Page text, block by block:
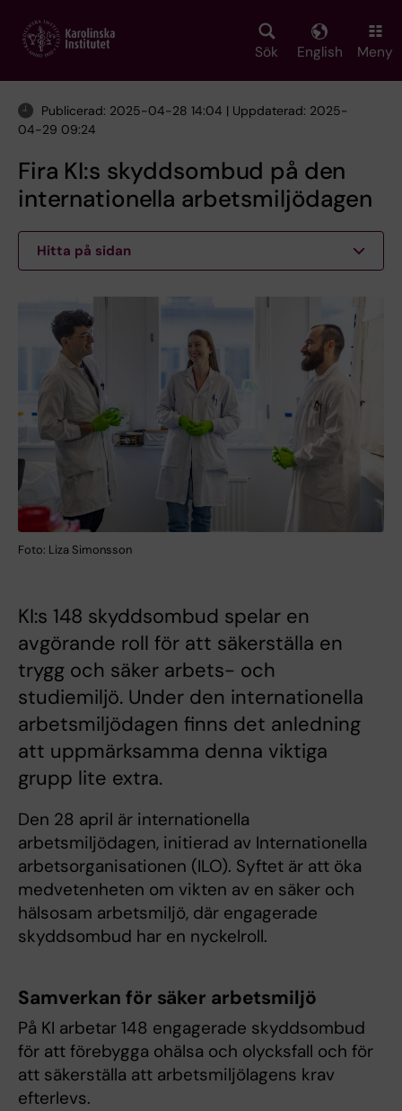
main
Sök English Meny
Publicerad: 2025-04-28 14:04 | Uppdaterad: 2025-
04-29 09:24
Fira KI:s skyddsombud på den
internationella arbetsmiljödagen
Hitta på sidan
Foto: Liza Simonsson
KI:s 148 skyddsombud spelar en
avgörande roll för att säkerställa en
trygg och säker arbets- och
studiemiljö. Under den internationella
arbetsmiljödagen finns det anledning
att uppmärksamma denna viktiga
grupp lite extra.
Den 28 april är internationella
arbetsmiljödagen, initierad av Internationella
arbetsorganisationen (ILO). Syftet är att öka
medvetenheten om vikten av en säker och
hälsosam arbetsmiljö, där engagerade
skyddsombud har en nyckelroll.
Samverkan för säker arbetsmiljö
På KI arbetar 148 engagerade skyddsombud
för att förebygga ohälsa och olycksfall och för
att säkerställa att arbetsmiljölagens krav
efterlevs.